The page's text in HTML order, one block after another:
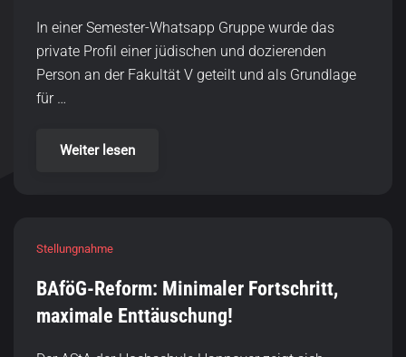
In einer Semester-Whatsapp Gruppe wurde das
private Profil einer jüdischen und dozierenden
Person an der Fakultät V geteilt und als Grundlage
für …
Weiter lesen